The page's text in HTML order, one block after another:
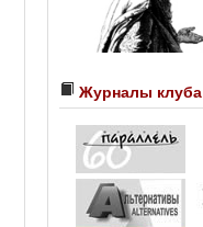
Журналы клуба